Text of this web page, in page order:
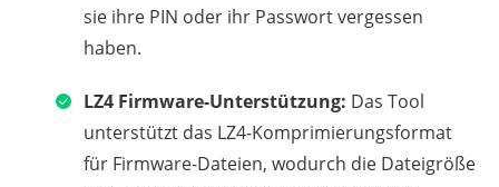
sie ihre PIN oder ihr Passwort vergessen
haben.
LZ4 Firmware-Unterstützung: Das Tool
unterstützt das LZ4-Komprimierungsformat
für Firmware-Dateien, wodurch die Dateigröße